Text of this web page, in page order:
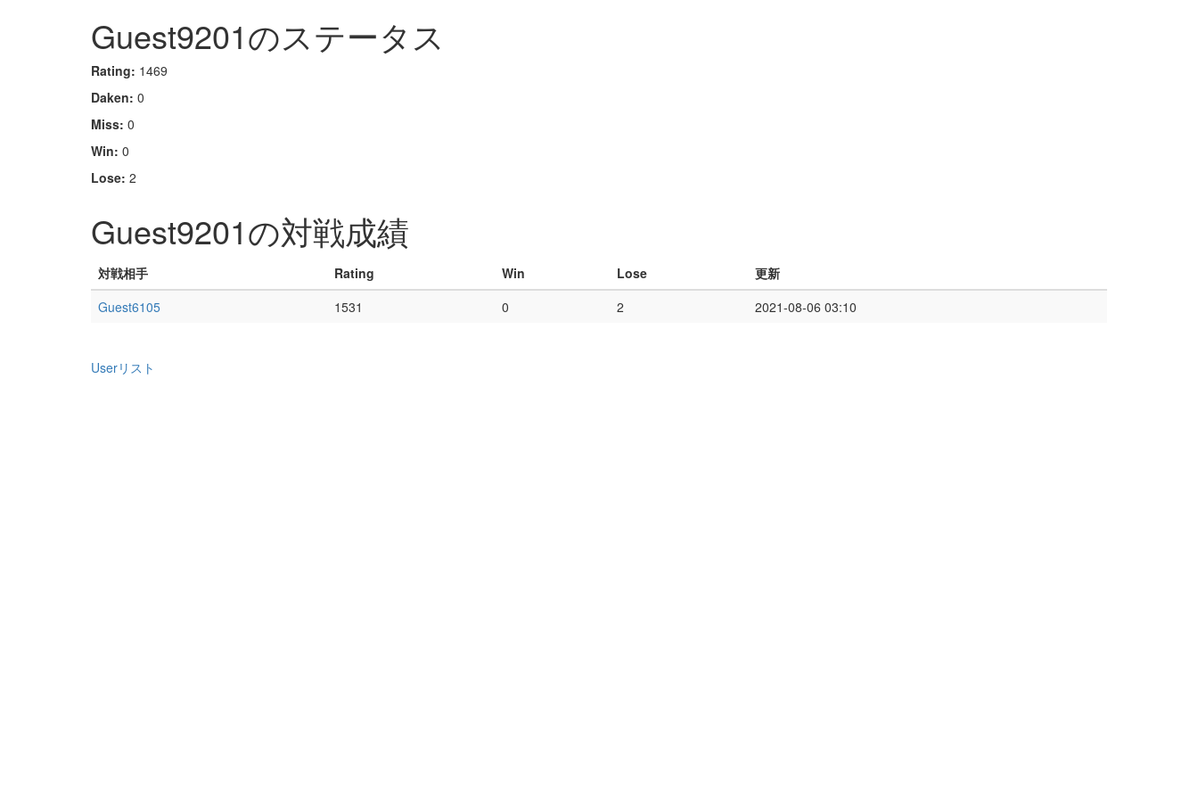
Guest9201のステータス
Rating: 1469
Daken: 0
Miss: 0
Win: 0
Lose: 2
Guest9201の対戦成績
対戦相手 Rating Win Lose
更新
Guest6105
1531 0 2 2021-08-06 03:10
Userリスト